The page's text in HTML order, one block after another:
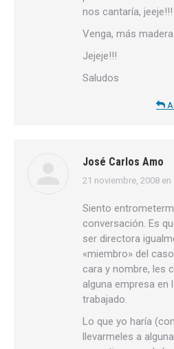
nos cantaría, jeeje!!!
Venga, más
Jejeje!!!
Saludos
José Carlos Amo
dice:
21 noviembre, 2008 en
Siento
conversación. Es
ser directora
«miembro» del
cara y nombre, les
alguna empresa en
trabajado.
Lo que yo haría
llevarmeles a